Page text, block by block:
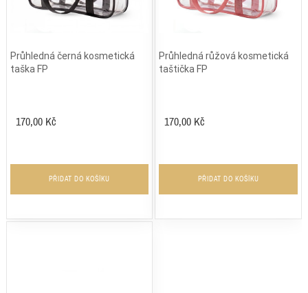
Průhledná černá kosmetická
taška FP
170,00 Kč
PŘIDAT DO KOŠÍKU
Průhledná růžová kosmetická
taštička FP
170,00 Kč
PŘIDAT DO KOŠÍKU